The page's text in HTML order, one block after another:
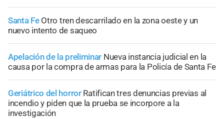
Santa Fe Otro tren descarrilado en la zona oeste y un
nuevo intento de saqueo
Apelación de la preliminar Nueva instancia judicial en la
causa por la compra de armas para la Policía de Santa Fe
Geriátrico del horror Ratifican tres denuncias previas al
incendio y piden que la prueba se incorpore a la
investigación